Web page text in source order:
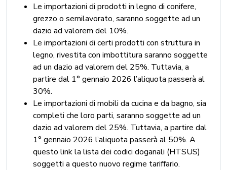
Le importazioni di prodotti in legno di conifere,
grezzo o semilavorato, saranno soggette ad un
dazio ad valorem del 10%.
Le importazioni di certi prodotti con struttura in
legno, rivestita con imbottitura saranno soggette
ad un dazio ad valorem del 25%. Tuttavia, a
partire dal 1° gennaio 2026 l’aliquota passerà al
30%.
Le importazioni di mobili da cucina e da bagno, sia
completi che loro parti, saranno soggette ad un
dazio ad valorem del 25%. Tuttavia, a partire dal
1° gennaio 2026 l’aliquota passerà al 50%. A
questo link la lista dei codici doganali (HTSUS)
soggetti a questo nuovo regime tariffario.